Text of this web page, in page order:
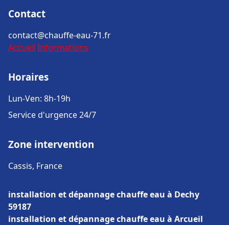
Contact
contact@chauffe-eau-71.fr
Accueil Informations
Horaires
Lun-Ven: 8h-19h
Service d'urgence 24/7
Zone intervention
Cassis, France
installation et dépannage chauffe eau à Dechy
59187
installation et dépannage chauffe eau à Arcueil